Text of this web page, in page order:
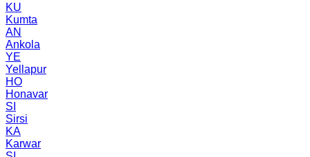
KU
Kumta
AN
Ankola
YE
Yellapur
HO
Honavar
SI
Sirsi
KA
Karwar